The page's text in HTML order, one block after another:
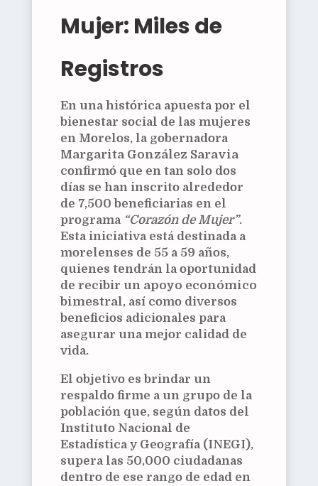
Mujer: Miles de
Registros
En una histórica apuesta por el
bienestar social de las mujeres
en Morelos, la gobernadora
Margarita González Saravia
confirmó que en tan solo dos
días se han inscrito alrededor
de 7,500 beneficiarias en el
programa “Corazón de Mujer”.
Esta iniciativa está destinada a
morelenses de 55 a 59 años,
quienes tendrán la oportunidad
de recibir un apoyo económico
bimestral, así como diversos
beneficios adicionales para
asegurar una mejor calidad de
vida.
El objetivo es brindar un
respaldo firme a un grupo de la
población que, según datos del
Instituto Nacional de
Estadística y Geografía (INEGI),
supera las 50,000 ciudadanas
dentro de ese rango de edad en